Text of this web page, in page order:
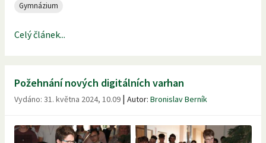
Gymnázium
Celý článek...
Požehnání nových digitálních varhan
Vydáno: 31. května 2024, 10.09 | Autor: Bronislav Berník